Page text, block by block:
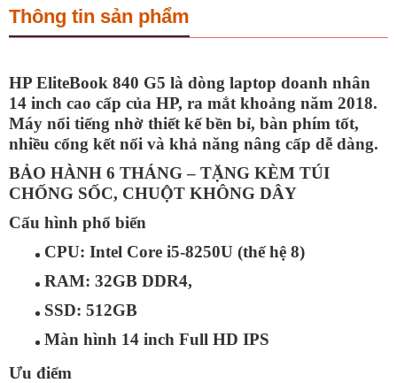
Thông tin sản phẩm
HP EliteBook 840 G5 là dòng laptop doanh nhân
14 inch cao cấp của HP, ra mắt khoảng năm 2018.
Máy nổi tiếng nhờ thiết kế bền bỉ, bàn phím tốt,
nhiều cổng kết nối và khả năng nâng cấp dễ dàng.
BẢO HÀNH 6 THÁNG – TẶNG KÈM TÚI
CHỐNG SỐC, CHUỘT KHÔNG DÂY
Cấu hình phổ biến
CPU: Intel Core i5-8250U (thế hệ 8)
RAM: 32GB DDR4,
SSD: 512GB
Màn hình 14 inch Full HD IPS
Ưu điểm